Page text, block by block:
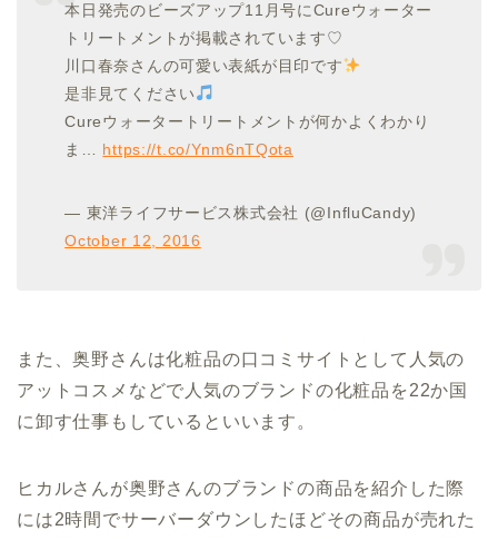
本日発売のビーズアップ11月号にCureウォーター
トリートメントが掲載されています♡
川口春奈さんの可愛い表紙が目印です
是非見てください
Cureウォータートリートメントが何かよくわかり
ま… https://t.co/Ynm6nTQota
— 東洋ライフサービス株式会社 (@InfluCandy)
October 12, 2016
また、奥野さんは化粧品の口コミサイトとして人気の
アットコスメなどで人気のブランドの化粧品を22か国
に卸す仕事もしているといいます。
ヒカルさんが奥野さんのブランドの商品を紹介した際
には2時間でサーバーダウンしたほどその商品が売れた